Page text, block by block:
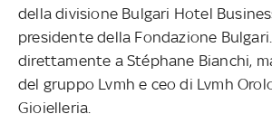
della divisione Bulgari Hotel
presidente della Fondazione
direttamente a Stéphane Bianchi,
del gruppo Lvmh e ceo di Lvmh
Gioielleria.